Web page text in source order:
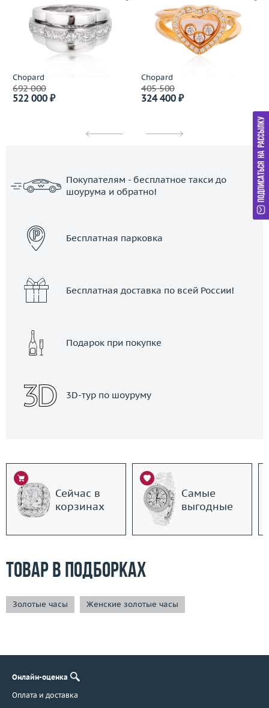
Chopard
692 000
522 000 ₽
Chopard
405 500
324 400 ₽
Покупателям - бесплатное такси до
шоурума и обратно!
Бесплатная парковка
Бесплатная доставка по всей России!
Подарок при покупке
3D-тур по шоуруму
Сейчас в
корзинах
Самые
выгодные
Товар в подборках
Золотые часы Женские золотые часы
Онлайн-оценка
Оплата и доставка